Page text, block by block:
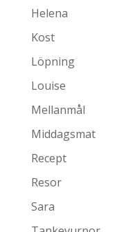
Helena
Kost
Löpning
Louise
Mellanmål
Middagsmat
Recept
Resor
Sara